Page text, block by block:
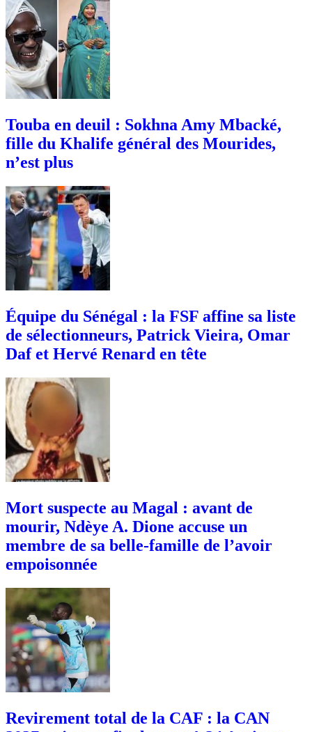
Touba en deuil : Sokhna Amy Mbacké,
fille du Khalife général des Mourides,
n’est plus
Équipe du Sénégal : la FSF affine sa liste
de sélectionneurs, Patrick Vieira, Omar
Daf et Hervé Renard en tête
Mort suspecte au Magal : avant de
mourir, Ndèye A. Dione accuse un
membre de sa belle-famille de l’avoir
empoisonnée
Revirement total de la CAF : la CAN